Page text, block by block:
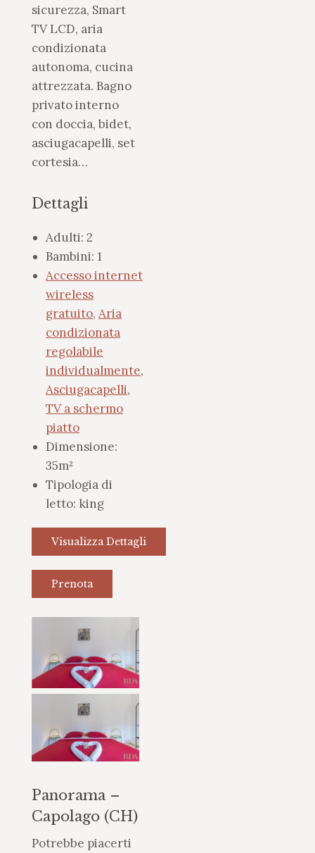
sicurezza, Smart
TV LCD, aria
condizionata
autonoma, cucina
attrezzata. Bagno
privato interno
con doccia, bidet,
asciugacapelli, set
cortesia…
Dettagli
Adulti: 2
Bambini: 1
Accesso internet
wireless
gratuito, Aria
condizionata
regolabile
individualmente,
Asciugacapelli,
TV a schermo
piatto
Dimensione:
35m²
Tipologia di
letto: king
Visualizza Dettagli
Prenota
Panorama –
Capolago (CH)
Potrebbe piacerti